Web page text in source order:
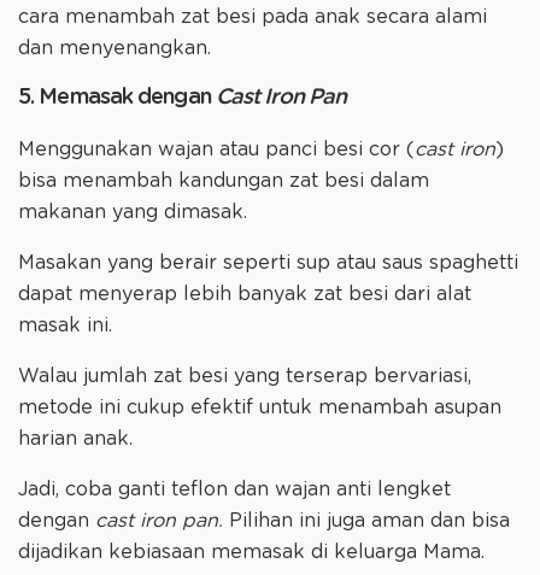
cara menambah zat besi pada anak secara alami
dan menyenangkan.
5. Memasak dengan Cast Iron Pan
Menggunakan wajan atau panci besi cor (cast iron)
bisa menambah kandungan zat besi dalam
makanan yang dimasak.
Masakan yang berair seperti sup atau saus spaghetti
dapat menyerap lebih banyak zat besi dari alat
masak ini.
Walau jumlah zat besi yang terserap bervariasi,
metode ini cukup efektif untuk menambah asupan
harian anak.
Jadi, coba ganti teflon dan wajan anti lengket
dengan cast iron pan. Pilihan ini juga aman dan bisa
dijadikan kebiasaan memasak di keluarga Mama.